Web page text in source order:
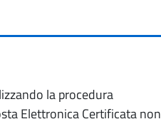
la procedura
Elettronica Certificata non